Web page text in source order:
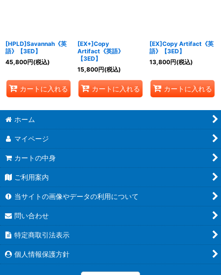
[HPLD]Savannah《英
語》【3ED】
45,800円(税込)
カートに入れる
[EX+]Copy
Artifact《英語》
【3ED】
15,800円(税込)
カートに入れる
[EX]Copy Artifact《英
語》【3ED】
13,800円(税込)
カートに入れる
ホーム
マイページ
カートの中身
ご利用案内
当サイトの画像やデータの利用について
問い合わせ
特定商取引法表示
個人情報保護方針